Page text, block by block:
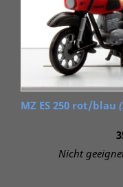
MZ ES 250 rot/blau
Nicht